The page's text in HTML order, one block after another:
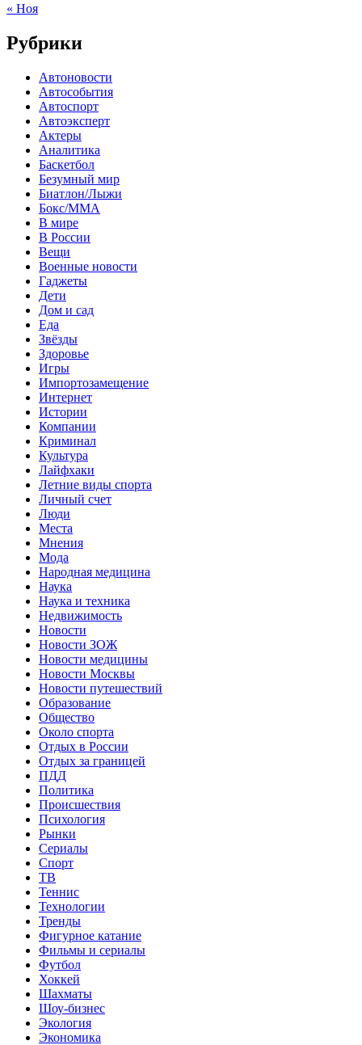
« Ноя
Рубрики
Автоновости
Автособытия
Автоспорт
Автоэксперт
Актеры
Аналитика
Баскетбол
Безумный мир
Биатлон/Лыжи
Бокс/MMA
В мире
В России
Вещи
Военные новости
Гаджеты
Дети
Дом и сад
Еда
Звёзды
Здоровье
Игры
Импортозамещение
Интернет
Истории
Компании
Криминал
Культура
Лайфхаки
Летние виды спорта
Личный счет
Люди
Места
Мнения
Мода
Народная медицина
Наука
Наука и техника
Недвижимость
Новости
Новости ЗОЖ
Новости медицины
Новости Москвы
Новости путешествий
Образование
Общество
Около спорта
Отдых в России
Отдых за границей
ПДД
Политика
Происшествия
Психология
Рынки
Сериалы
Спорт
ТВ
Теннис
Технологии
Тренды
Фигурное катание
Фильмы и сериалы
Футбол
Хоккей
Шахматы
Шоу-бизнес
Экология
Экономика